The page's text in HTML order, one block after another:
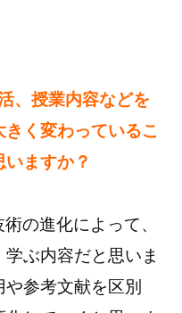
、授業内容などを
く変わっているこ
ますか？
の進化によって、
ぶ内容だと思いま
参考文献を区別